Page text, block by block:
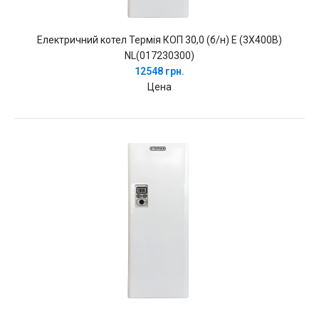
Електричний котел Термія КОП 30,0 (б/н) Е (3Х400В)
NL(017230300)
12548 грн.
Цена